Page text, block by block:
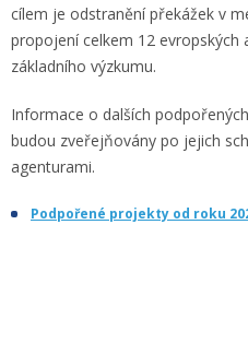
cílem je odstranění překážek v
propojení celkem 12
základního výzkumu.
Informace o dalších
budou zveřejňovány po jejich
agenturami.
Podpořené projekty od roku